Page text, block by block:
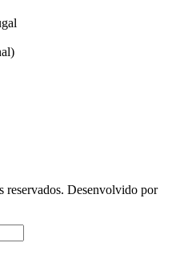
Desenvolvido por